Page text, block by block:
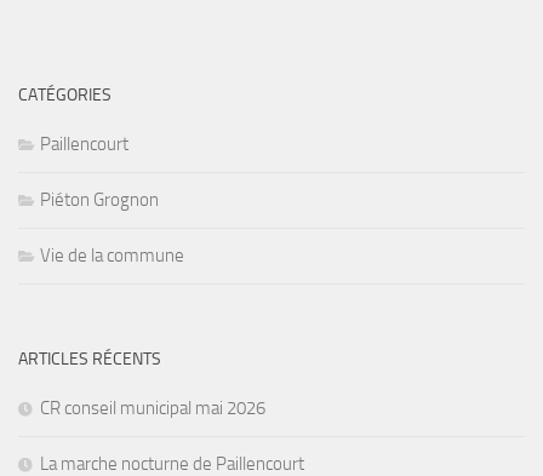
CATÉGORIES
Paillencourt
Piéton Grognon
Vie de la commune
ARTICLES RÉCENTS
CR conseil municipal mai 2026
La marche nocturne de Paillencourt